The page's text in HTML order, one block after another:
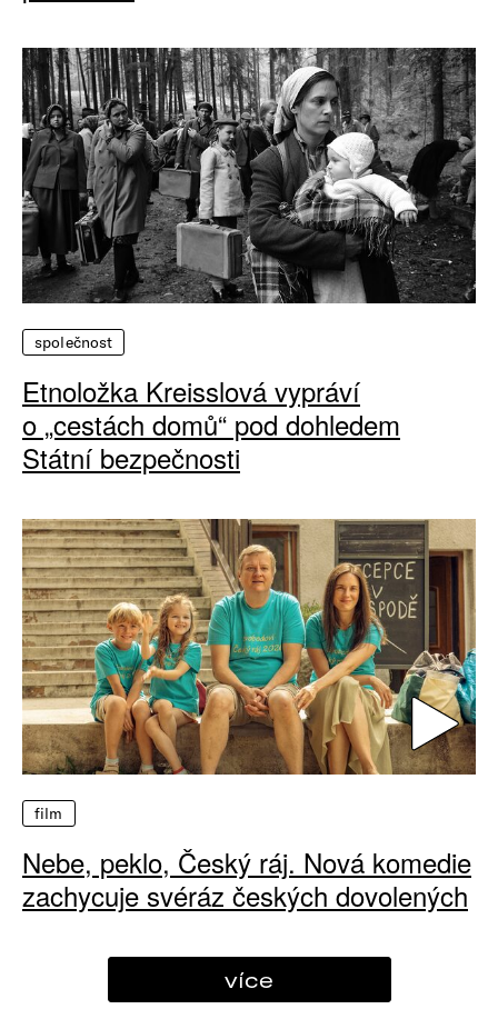
společnost
Etnoložka Kreisslová vypráví
o „cestách domů“ pod dohledem
Státní bezpečnosti
film
Nebe, peklo, Český ráj. Nová komedie
zachycuje svéráz českých dovolených
více